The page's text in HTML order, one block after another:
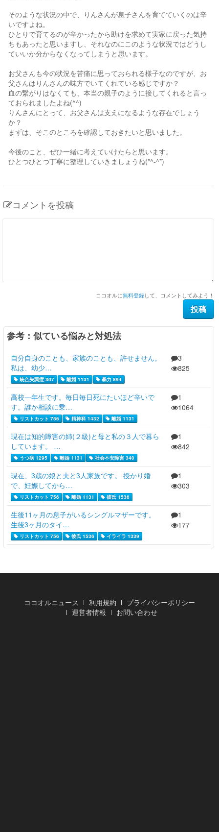
そのような状況の中で、りんさんが息子さんを育てていくのは辛
いですよね。
ひとりで育てるのが辛かったから助けを求めて実家に戻った気持
ちもあったと思いますし、それなのにこのような状況ではどうし
ていいか分からなくなってしまうと思います。
お父さんも今の状況を苦痛に思っておられる様子なのですが、お
父さんはりんさんの味方でいてくれている感じですか？
血の繋がりはなくても、本当の親子のように接してくれると言っ
ておられましたよね(^^)
りんさんにとって、お父さんは支えになるような存在でしょう
か？
まずは、そこのところを確認しておきたいと思いました。
今後のこと、ぜひ一緒に考えていけたらと思います。
ひとつひとつ丁寧に整理していきましょうね(*^-^*)
コメントを投稿
ココオルに無料登録して、コメントしてみよう！
参考：似ている悩みと対処法
自分自身のことも、家族のことも、許せません。
私は、幼少…
統合失調症 307 離婚 1131 暴力 894
3
825
高校一年生です。毎日毎日死にたいほど辛いで
す。誰か相談に乗…
リストカット 756 精神科 1432 離婚 1131
1
1064
現在は知的障害の姉(２級)と母と私の３人で暮ら
しています。 …
うつ病 1295 離婚 1131 社会不安障害 340
1
842
現在、3歳の娘と夫と3人家族です。 授かり婚
で、妊娠してから…
リストカット 756 離婚 1131 彼氏 1536
1
303
生後11ヶ月の息子がいるシングルマザーです。
生後3ヶ月のタイ…
リストカット 756 彼氏 1536 イライラ 1339
1
177
ココオルニュース 利用規約
プライバシーポリシー
運営者情報
お問い合わせ